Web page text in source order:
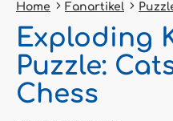
Home Fanartikel
Exploding
Puzzle:
Chess